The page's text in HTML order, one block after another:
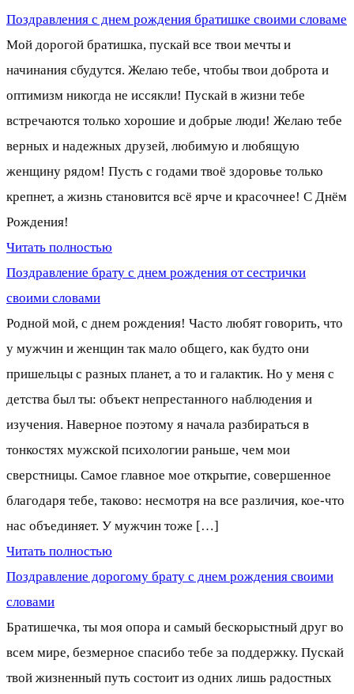
Поздравления с днем рождения братишке своими словаме
Мой дорогой братишка, пускай все твои мечты и
начинания сбудутся. Желаю тебе, чтобы твои доброта и
оптимизм никогда не иссякли! Пускай в жизни тебе
встречаются только хорошие и добрые люди! Желаю тебе
верных и надежных друзей, любимую и любящую
женщину рядом! Пусть с годами твоё здоровье только
крепнет, а жизнь становится всё ярче и красочнее! С Днём
Рождения!
Читать полностью
Поздравление брату с днем рождения от сестрички
своими словами
Родной мой, с днем рождения! Часто любят говорить, что
у мужчин и женщин так мало общего, как будто они
пришельцы с разных планет, а то и галактик. Но у меня с
детства был ты: объект непрестанного наблюдения и
изучения. Наверное поэтому я начала разбираться в
тонкостях мужской психологии раньше, чем мои
сверстницы. Самое главное мое открытие, совершенное
благодаря тебе, таково: несмотря на все различия, кое-что
нас объединяет. У мужчин тоже […]
Читать полностью
Поздравление дорогому брату с днем рождения своими
словами
Братишечка, ты моя опора и самый бескорыстный друг во
всем мире, безмерное спасибо тебе за поддержку. Пускай
твой жизненный путь состоит из одних лишь радостных